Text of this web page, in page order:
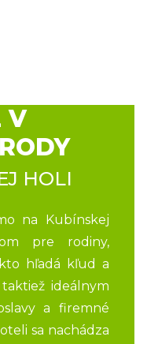
V
HOLI
na Kubínskej
pre rodiny,
hľadá kľud a
ideálnym
a firemné
sa nachádza